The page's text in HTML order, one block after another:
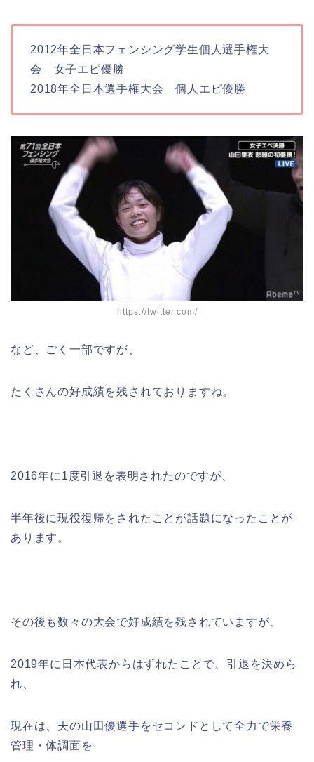
2012年全日本フェンシング学生個人選手権大
会 女子エピ優勝
2018年全日本選手権大会 個人エピ優勝
https://twitter.com/
など、ごく一部ですが、
たくさんの好成績を残されておりますね。
2016年に1度引退を表明されたのですが、
半年後に現役復帰をされたことが話題になったことが
あります。
その後も数々の大会で好成績を残されていますが、
2019年に日本代表からはずれたことで、引退を決めら
れ、
現在は、夫の山田優選手をセコンドとして全力で栄養
管理・体調面を